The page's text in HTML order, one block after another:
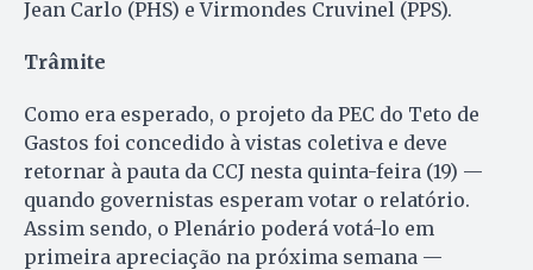
Jean Carlo (PHS) e Virmondes Cruvinel (PPS).
Trâmite
Como era esperado, o projeto da PEC do Teto de
Gastos foi concedido à vistas coletiva e deve
retornar à pauta da CCJ nesta quinta-feira (19) —
quando governistas esperam votar o relatório.
Assim sendo, o Plenário poderá votá-lo em
primeira apreciação na próxima semana —